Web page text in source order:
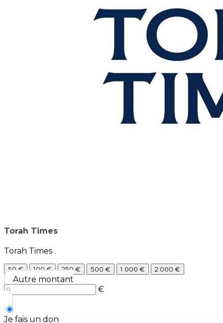
Torah Times
Torah Times
50 € 100 € 250 € 500 € 1 000 € 2 000 €
Autre montant
€
Je fais un don